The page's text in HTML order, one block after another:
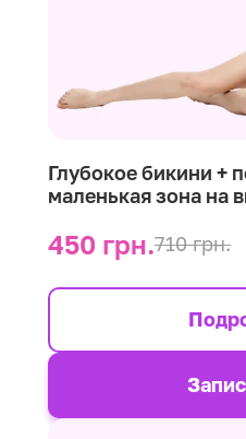
Глубокое бикини +
маленькая зона на
450 грн.710 грн.